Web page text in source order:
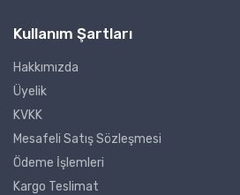
Kullanım Şartları
Hakkımızda
Üyelik
KVKK
Mesafeli Satış Sözleşmesi
Ödeme İşlemleri
Kargo Teslimat